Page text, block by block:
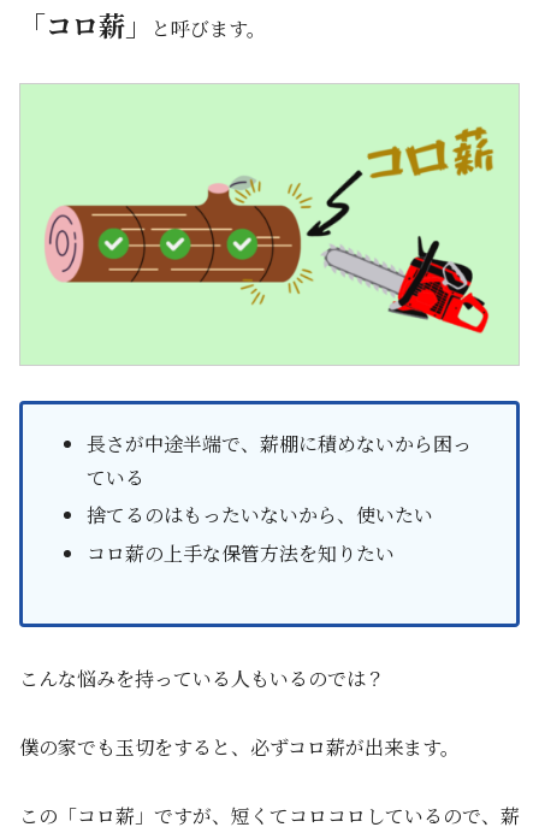
「コロ薪」 と呼びます。
長さが中途半端で、薪棚に積めないから困っ
ている
捨てるのはもったいないから、使いたい
コロ薪の上手な保管方法を知りたい
こんな悩みを持っている人もいるのでは？
僕の家でも玉切をすると、必ずコロ薪が出来ます。
この「コロ薪」ですが、短くてコロコロしているので、薪